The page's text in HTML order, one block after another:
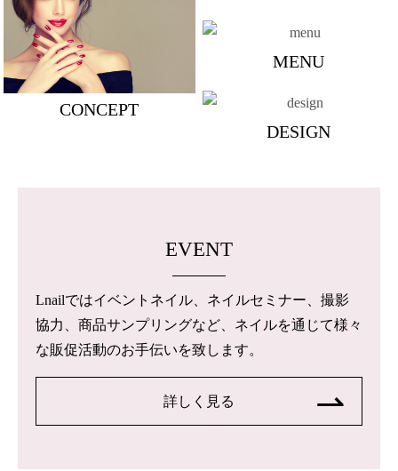
CONCEPT
MENU
DESIGN
EVENT
Lnailではイベントネイル、ネイルセミナー、撮影
協力、商品サンプリングなど、ネイルを通じて様々
な販促活動のお手伝いを致します。
詳しく見る